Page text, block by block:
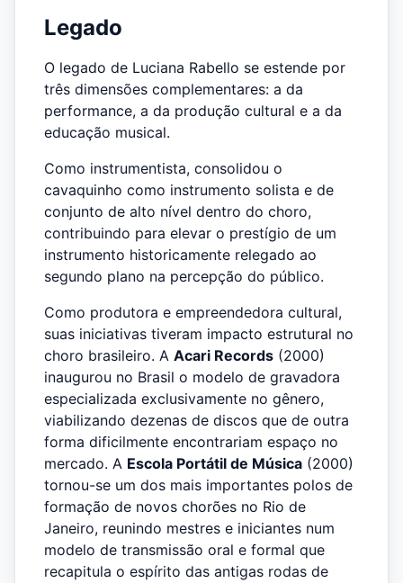
Legado
O legado de Luciana Rabello se estende por
três dimensões complementares: a da
performance, a da produção cultural e a da
educação musical.
Como instrumentista, consolidou o
cavaquinho como instrumento solista e de
conjunto de alto nível dentro do choro,
contribuindo para elevar o prestígio de um
instrumento historicamente relegado ao
segundo plano na percepção do público.
Como produtora e empreendedora cultural,
suas iniciativas tiveram impacto estrutural no
choro brasileiro. A Acari Records (2000)
inaugurou no Brasil o modelo de gravadora
especializada exclusivamente no gênero,
viabilizando dezenas de discos que de outra
forma dificilmente encontrariam espaço no
mercado. A Escola Portátil de Música (2000)
tornou-se um dos mais importantes polos de
formação de novos chorões no Rio de
Janeiro, reunindo mestres e iniciantes num
modelo de transmissão oral e formal que
recapitula o espírito das antigas rodas de